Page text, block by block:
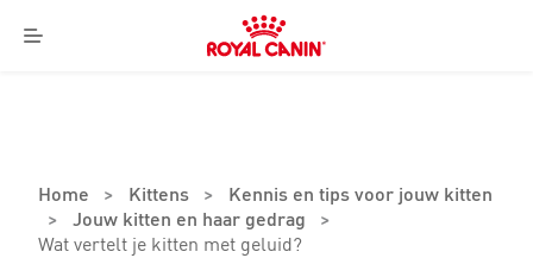
Menu
Royal
Canin
Home > Kittens >
Kennis en tips voor jouw kitten
> Jouw kitten en haar gedrag
>
Wat vertelt je kitten met geluid?